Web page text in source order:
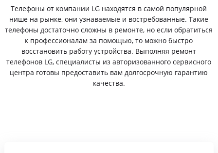
Телефоны от компании LG находятся в самой популярной
нише на рынке, они узнаваемые и востребованные. Такие
телефоны достаточно сложны в ремонте, но если обратиться
к профессионалам за помощью, то можно быстро
восстановить работу устройства. Выполняя ремонт
телефонов LG, специалисты из авторизованного сервисного
центра готовы предоставить вам долгосрочную гарантию
качества.